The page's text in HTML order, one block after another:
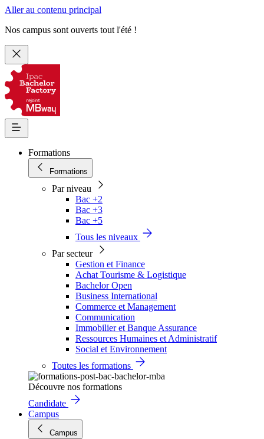
Aller au contenu principal
Nos campus sont ouverts tout l'été !
Formations
Formations
Par niveau
Bac +2
Bac +3
Bac +5
Tous les niveaux
Par secteur
Gestion et Finance
Achat Tourisme & Logistique
Bachelor Open
Business International
Commerce et Management
Communication
Immobilier et Banque Assurance
Ressources Humaines et Administratif
Social et Environnement
Toutes les formations
Découvre nos formations
Candidate
Campus
Campus